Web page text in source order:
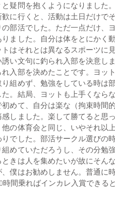
と疑問を抱くようになりました
に行くと、活動は土日だけで
部活でした。ただ一点だけ、
ました。自分は体をとにかく
はそれとは異なるスポーツに
い文句に釣られ入部を決意し
入部を決めたことです。ヨッ
組めず、勉強をしている時は
。結局、ヨットも上手くなら
めて、自分は楽な（拘束時間
しました。楽して勝てると思
の体育会と同じ、いやそれ以
でした。部活サークル選びの
組めていただろうし、その分勉
きは人を集めたいが故にそん
、僕はお勧めしません。普通に
間乗ればインカレ入賞できる